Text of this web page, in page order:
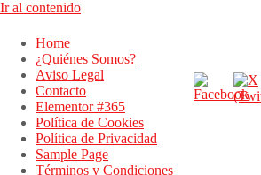
Ir al contenido
Home
¿Quiénes Somos?
Aviso Legal
Contacto
Elementor #365
Política de Cookies
Política de Privacidad
Sample Page
Términos y Condiciones